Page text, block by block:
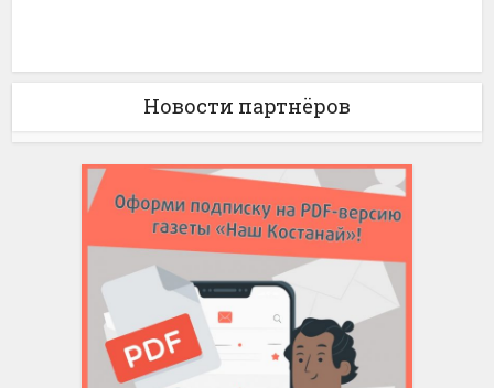
Новости партнёров